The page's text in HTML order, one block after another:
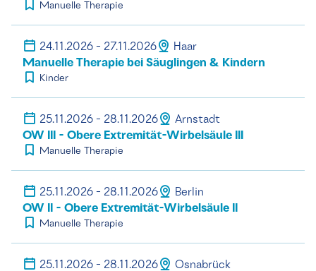
Manuelle Therapie
24.11.2026 - 27.11.2026 Haar
Manuelle Therapie bei Säuglingen & Kindern
Kinder
25.11.2026 - 28.11.2026 Arnstadt
OW III - Obere Extremität-Wirbelsäule III
Manuelle Therapie
25.11.2026 - 28.11.2026 Berlin
OW II - Obere Extremität-Wirbelsäule II
Manuelle Therapie
25.11.2026 - 28.11.2026 Osnabrück